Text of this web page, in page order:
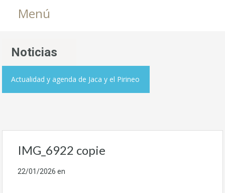
Menú
Noticias
Actualidad y agenda de Jaca y el Pirineo
IMG_6922 copie
22/01/2026 en